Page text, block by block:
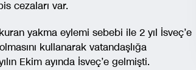
cezaları var.
yakma eylemi sebebi ile 2 yıl İsveç’e
kullanarak vatandaşlığa
Ekim ayında İsveç’e gelmişti.